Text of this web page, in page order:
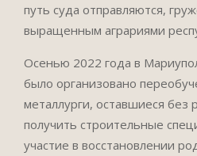
путь суда отправляются,
выращенным аграриями
Осенью 2022 года в
было организовано
металлурги, оставшиеся без
получить строительные
участие в восстановлении